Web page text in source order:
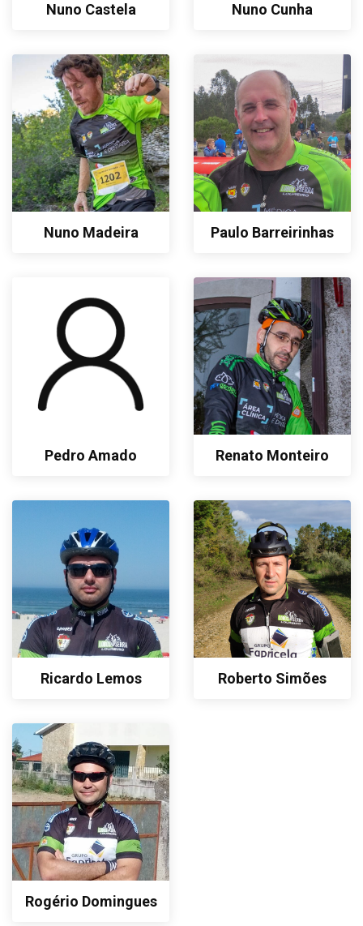
Nuno Castela Nuno Cunha
Nuno Madeira Paulo Barreirinhas
Pedro Amado Renato Monteiro
Ricardo Lemos Roberto Simões
Rogério Domingues